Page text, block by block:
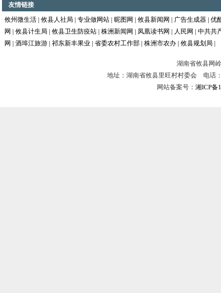
友情链接
攸州微生活 | 攸县人社局 | 专业做网站 | 昵图网 | 攸县新闻网 | 广告生成器 | 优
网 | 攸县计生局 | 攸县卫生防疫站 | 株洲新闻网 | 凤凰读书网 | 人民网 | 中共共
网 | 酒埠江旅游 | 祁东新丰果业 | 省委农村工作部 | 株洲市农办 | 攸县规划局 |
湖南省攸县网
地址：湖南省攸县里旺村村委会 电
网站备案号： 湘ICP备